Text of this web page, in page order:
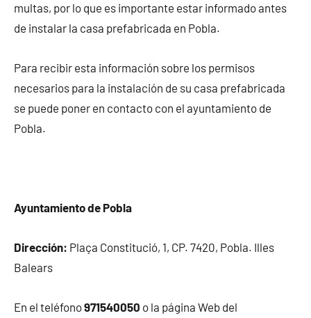
multas, por lo que es importante estar informado antes
de instalar la casa prefabricada en Pobla.
Para recibir esta información sobre los permisos
necesarios para la instalación de su casa prefabricada
se puede poner en contacto con el ayuntamiento de
Pobla.
Ayuntamiento de Pobla
Dirección: Plaça Constitució, 1, CP. 7420, Pobla. Illes
Balears
En el teléfono971540050 o la página Web del